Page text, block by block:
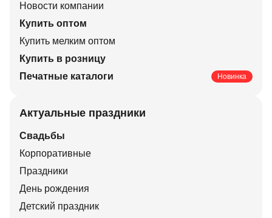
Новости компании
Купить оптом
Купить мелким оптом
Купить в розницу
Печатные каталоги
Новинка
Актуальные праздники
Свадьбы
Корпоративные
Праздники
День рождения
Детский праздник